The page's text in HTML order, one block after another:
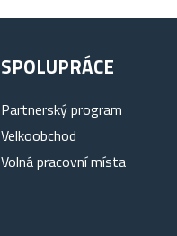
SPOLUPRÁCE
Partnerský program
Velkoobchod
Volná pracovní místa